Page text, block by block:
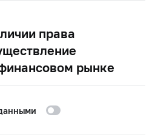
права
рынке